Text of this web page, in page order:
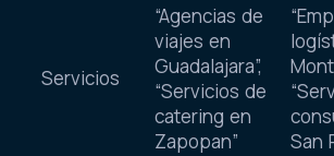
Servicios
“Agencias de
viajes en
Guadalajara”,
“Servicios de
catering en
Zapopan”
San